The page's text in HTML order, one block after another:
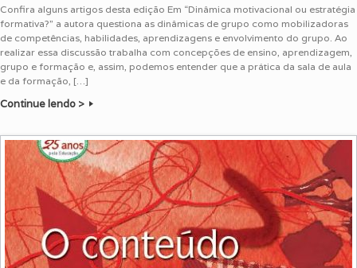
Confira alguns artigos desta edição Em “Dinâmica motivacional ou estratégia
formativa?” a autora questiona as dinâmicas de grupo como mobilizadoras
de competências, habilidades, aprendizagens e envolvimento do grupo. Ao
realizar essa discussão trabalha com concepções de ensino, aprendizagem,
grupo e formação e, assim, podemos entender que a prática da sala de aula
e da formação, […]
Continue lendo >